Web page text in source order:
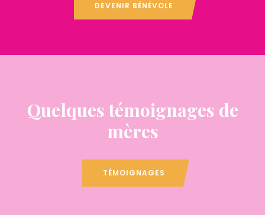
DEVENIR BÉNÉVOLE
Quelques témoignages de
mères
TÉMOIGNAGES